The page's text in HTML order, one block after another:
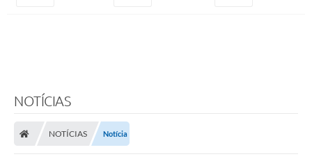
NOTÍCIAS
NOTÍCIAS Notícia